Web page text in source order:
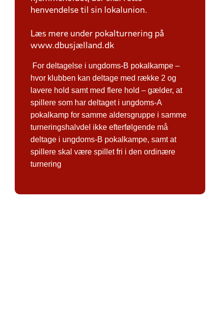
henvendelse til sin lokalunion.
Læs mere under pokalturnering på
www.dbusjælland.dk
For deltagelse i ungdoms-B pokalkampe –
hvor klubben kan deltage med række 2 og
lavere hold samt med flere hold – gælder, at
spillere som har deltaget i ungdoms-A
pokalkamp for samme aldersgruppe i samme
turneringshalvdel ikke efterfølgende må
deltage i ungdoms-B pokalkampe, samt at
spillere skal være spillet fri i den ordinære
turnering